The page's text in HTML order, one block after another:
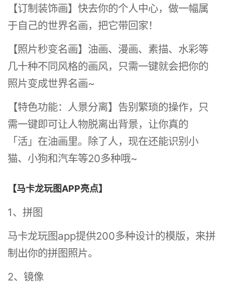
【订制装饰画】快去你的个人中心，做一幅属
于自己的世界名画，把它带回家！
【照片秒变名画】油画、漫画、素描、水彩等
几十种不同风格的画风，只需一键就会把你的
照片变成世界名画~
【特色功能：人景分离】告别繁琐的操作，只
需一键即可让人物脱离出背景，让你真的
「活」在油画里。除了人，现在还能识别小
猫、小狗和汽车等20多种哦~
【马卡龙玩图APP亮点】
1、拼图
马卡龙玩图app提供200多种设计的模版，来拼
制出你的拼图照片。
2、镜像